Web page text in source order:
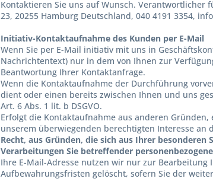
Kontaktieren Sie uns auf Wunsch. Verantwortlicher
23, 20255 Hamburg Deutschland, 040 4191 3354,
Initiativ-Kontaktaufnahme des Kunden per E-Mail
Wenn Sie per E-Mail initiativ mit uns in
Nachrichtentext) nur in dem von Ihnen zur
Beantwortung Ihrer Kontaktanfrage.
Wenn die Kontaktaufnahme der Durchführung
dient oder einen bereits zwischen Ihnen und uns
Art. 6 Abs. 1 lit. b DSGVO.
Erfolgt die Kontaktaufnahme aus anderen
unserem überwiegenden berechtigten Interesse
Recht, aus Gründen, die sich aus Ihrer
Verarbeitungen Sie betreffender
Ihre E-Mail-Adresse nutzen wir nur zur
Aufbewahrungsfristen gelöscht, sofern Sie der